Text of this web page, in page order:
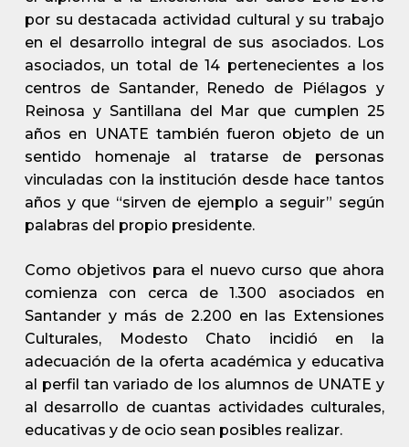
por su destacada actividad cultural y su trabajo
en el desarrollo integral de sus asociados. Los
asociados, un total de 14 pertenecientes a los
centros de Santander, Renedo de Piélagos y
Reinosa y Santillana del Mar que cumplen 25
años en UNATE también fueron objeto de un
sentido homenaje al tratarse de personas
vinculadas con la institución desde hace tantos
años y que “sirven de ejemplo a seguir” según
palabras del propio presidente.
Como objetivos para el nuevo curso que ahora
comienza con cerca de 1.300 asociados en
Santander y más de 2.200 en las Extensiones
Culturales, Modesto Chato incidió en la
adecuación de la oferta académica y educativa
al perfil tan variado de los alumnos de UNATE y
al desarrollo de cuantas actividades culturales,
educativas y de ocio sean posibles realizar.